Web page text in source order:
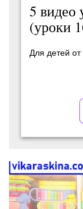
5 видео
(уроки
Для детей